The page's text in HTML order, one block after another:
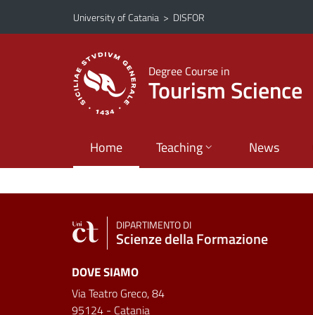
Go to main content
Go to navigation menu
University of Catania > DISFOR
Degree Course in
Tourism Science
Home Teaching News
DIPARTIMENTO DI
Scienze della Formazione
DOVE SIAMO
Via Teatro Greco, 84
95124 - Catania